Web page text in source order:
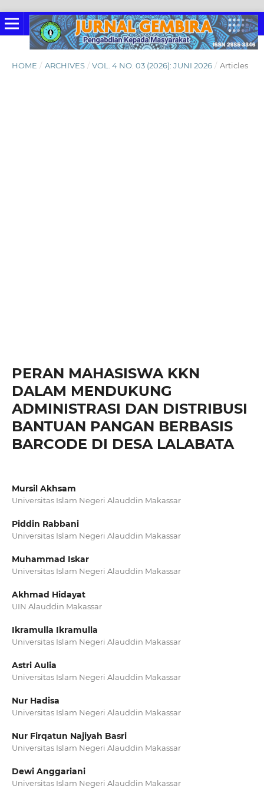
HOME / ARCHIVES / VOL. 4 NO. 03 (2026): JUNI 2026 / Articles
PERAN MAHASISWA KKN
DALAM MENDUKUNG
ADMINISTRASI DAN DISTRIBUSI
BANTUAN PANGAN BERBASIS
BARCODE DI DESA LALABATA
Mursil Akhsam
Universitas Islam Negeri Alauddin Makassar
Piddin Rabbani
Universitas Islam Negeri Alauddin Makassar
Muhammad Iskar
Universitas Islam Negeri Alauddin Makassar
Akhmad Hidayat
UIN Alauddin Makassar
Ikramulla Ikramulla
Universitas Islam Negeri Alauddin Makassar
Astri Aulia
Universitas Islam Negeri Alauddin Makassar
Nur Hadisa
Universitas Islam Negeri Alauddin Makassar
Nur Firqatun Najiyah Basri
Universitas Islam Negeri Alauddin Makassar
Dewi Anggariani
Universitas Islam Negeri Alauddin Makassar